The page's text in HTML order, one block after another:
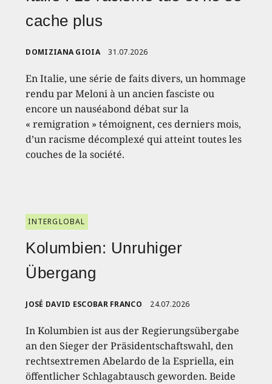
cache plus
DOMIZIANA GIOIA 31.07.2026
En Italie, une série de faits divers, un hommage
rendu par Meloni à un ancien fasciste ou
encore un nauséabond débat sur la
« remigration » témoignent, ces derniers mois,
d’un racisme décomplexé qui atteint toutes les
couches de la société.
INTERGLOBAL
Kolumbien: Unruhiger
Übergang
JOSÉ DAVID ESCOBAR FRANCO 24.07.2026
In Kolumbien ist aus der Regierungsübergabe
an den Sieger der Präsidentschaftswahl, den
rechtsextremen Abelardo de la Espriella, ein
öffentlicher Schlagabtausch geworden. Beide